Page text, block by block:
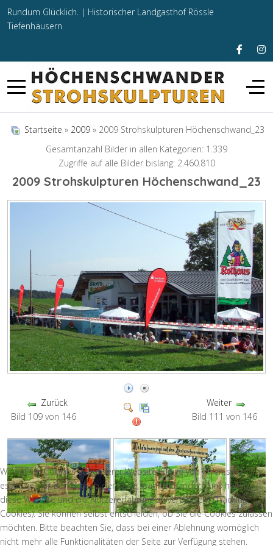
Rundum Glücklich. | Historischer Landgasthof Rössle
Tiefenhäusern
Startseite » 2009 » 2009 Strohskulpturen Höchenschwand_23
Gesamtanzahl Bilder in allen Kategorien: 1.339
Zugriffe auf alle Bilder bislang: 2.460.810
2009 Strohskulpturen Höchenschwand_23
Zurück
Bild 109 von 146
Weiter
Bild 111 von 146
Wir nutzen Cookies auf unserer Website. Einige von ihnen sind
essenziell für den Betrieb der Seite, während andere uns helfen,
diese Website und die Nutzererfahrung zu verbessern (Tracking
Cookies). Sie können selbst entscheiden, ob Sie die Cookies zulassen
möchten. Bitte beachten Sie, dass bei einer Ablehnung womöglich
nicht mehr alle Funktionalitäten der Seite zur Verfügung stehen.